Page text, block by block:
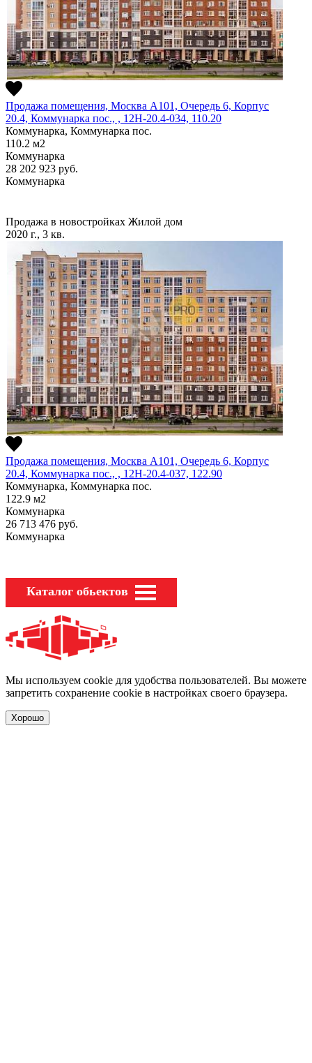
Продажа помещения, Москва А101, Очередь 6, Корпус
20.4, Коммунарка пос., , 12Н-20.4-034, 110.20
Коммунарка, Коммунарка пос.
110.2 м2
Коммунарка
28 202 923 руб.
Коммунарка
Продажа в новостройках Жилой дом
2020 г., 3 кв.
Продажа помещения, Москва А101, Очередь 6, Корпус
20.4, Коммунарка пос., , 12Н-20.4-037, 122.90
Коммунарка, Коммунарка пос.
122.9 м2
Коммунарка
26 713 476 руб.
Коммунарка
Каталог обьектов
Мы используем cookie для удобства пользователей. Вы можете
запретить сохранение cookie в настройках своего браузера.
Хорошо